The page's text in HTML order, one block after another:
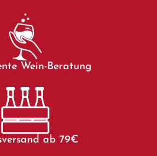
Wein-Beratung
ab 79€